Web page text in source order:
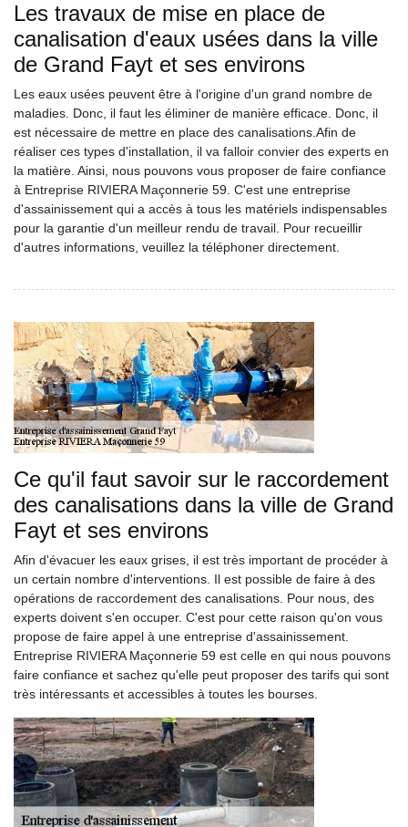
Les travaux de mise en place de
canalisation d'eaux usées dans la ville
de Grand Fayt et ses environs
Les eaux usées peuvent être à l'origine d'un grand nombre de
maladies. Donc, il faut les éliminer de manière efficace. Donc, il
est nécessaire de mettre en place des canalisations.Afin de
réaliser ces types d'installation, il va falloir convier des experts en
la matière. Ainsi, nous pouvons vous proposer de faire confiance
à Entreprise RIVIERA Maçonnerie 59. C'est une entreprise
d'assainissement qui a accès à tous les matériels indispensables
pour la garantie d'un meilleur rendu de travail. Pour recueillir
d'autres informations, veuillez la téléphoner directement.
Ce qu'il faut savoir sur le raccordement
des canalisations dans la ville de Grand
Fayt et ses environs
Afin d'évacuer les eaux grises, il est très important de procéder à
un certain nombre d'interventions. Il est possible de faire à des
opérations de raccordement des canalisations. Pour nous, des
experts doivent s'en occuper. C'est pour cette raison qu'on vous
propose de faire appel à une entreprise d'assainissement.
Entreprise RIVIERA Maçonnerie 59 est celle en qui nous pouvons
faire confiance et sachez qu'elle peut proposer des tarifs qui sont
très intéressants et accessibles à toutes les bourses.